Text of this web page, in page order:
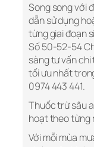
Song song với
dẫn sử dụng
từng giai đoạn
Số 50-52-54
sàng tư vấn
tối ưu nhất
0974 443 441.
Thuốc trừ sâu
hoạt theo từng
Với mỗi mùa